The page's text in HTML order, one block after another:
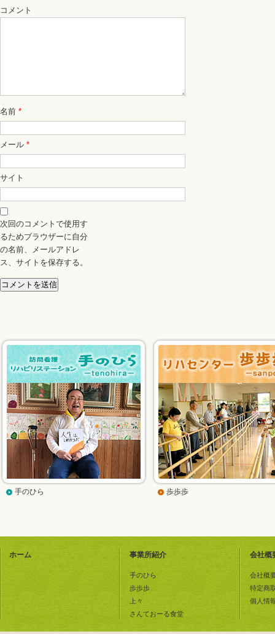
コメント
名前 *
メール *
サイト
次回のコメントで使用す
るためブラウザーに自分
の名前、メールアドレ
ス、サイトを保存する。
手のひら 歩歩歩
ホーム 事業所紹介
手のひら
歩歩歩
上々
さんておーる食堂
会社概
会社概
特定商
個人情